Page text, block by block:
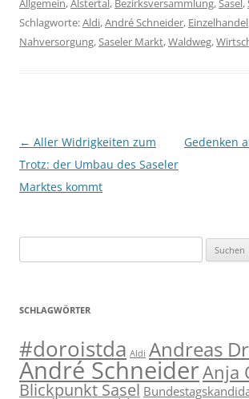
Allgemein,Alstertal, Bezirksversammlung,Sasel,
Schlagworte:Aldi,André Schneider, Einzelhandel
Nahversorgung,Saseler Markt,Waldweg,
Beitragsnavigation
← Aller Widrigkeiten zum
Trotz: der Umbau des Saseler
Marktes kommt
Gedenken
nach:
SCHLAGWÖRTER
#doroistda Aldi Andreas
André SchneiderAnja
Blickpunkt Sasel